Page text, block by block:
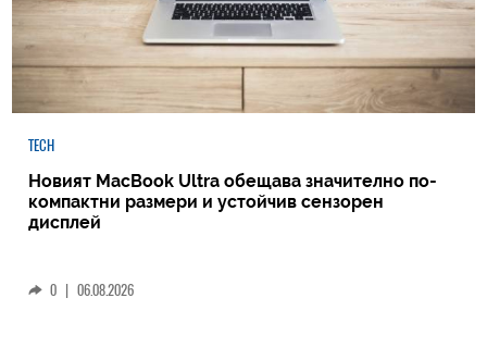
TECH
Новият MacBook Ultra обещава значително по-
компактни размери и устойчив сензорен
дисплей
0 | 06.08.2026